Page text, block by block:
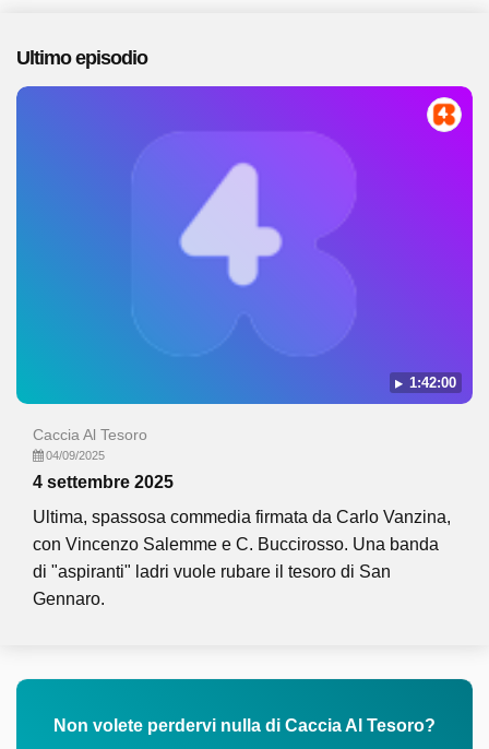
Ultimo episodio
1:42:00
Caccia Al Tesoro
04/09/2025
4 settembre 2025
Ultima, spassosa commedia firmata da Carlo Vanzina,
con Vincenzo Salemme e C. Buccirosso. Una banda
di "aspiranti" ladri vuole rubare il tesoro di San
Gennaro.
Non volete perdervi nulla di Caccia Al Tesoro?